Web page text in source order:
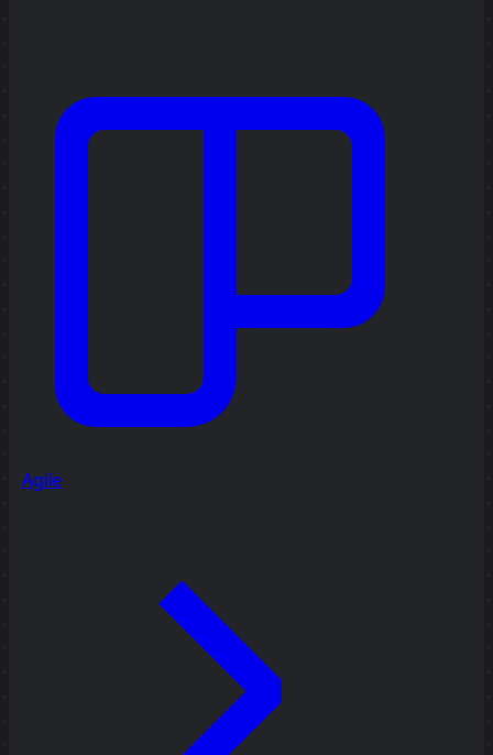
Agile